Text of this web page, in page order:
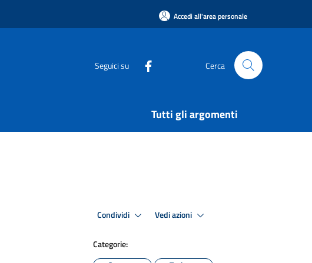
Accedi all'area personale
Seguici su Cerca
Tutti gli argomenti
Condividi Vedi azioni
Categorie: